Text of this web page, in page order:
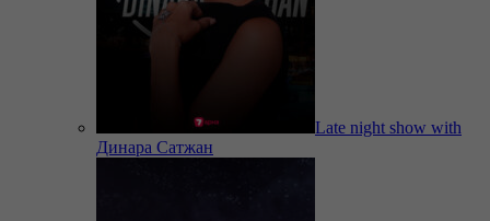
Late night show with
Динара Сатжан